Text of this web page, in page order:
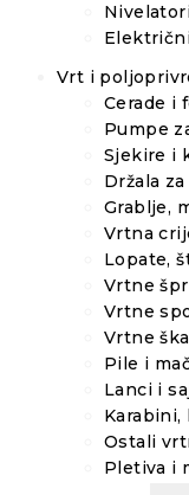
Vrt i
Cerade i
Pumpe
Sjekire i
Držala
Grablje,
Vrtna
Lopate,
Vrtne
Vrtne
Vrtne
Pile i
Lanci i
Ostali
Pletiva i